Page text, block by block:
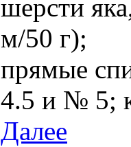
шерсти
м/50 г);
прямые
4.5 и № 5;
Далее